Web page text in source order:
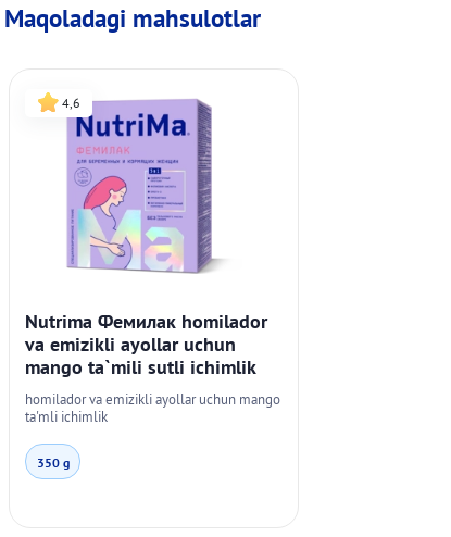
Maqoladagi mahsulotlar
4,6
Nutrima Фемилак homilador
va emizikli ayollar uchun
mango ta`mili sutli ichimlik
homilador va emizikli ayollar uchun mango
ta'mli ichimlik
350 g